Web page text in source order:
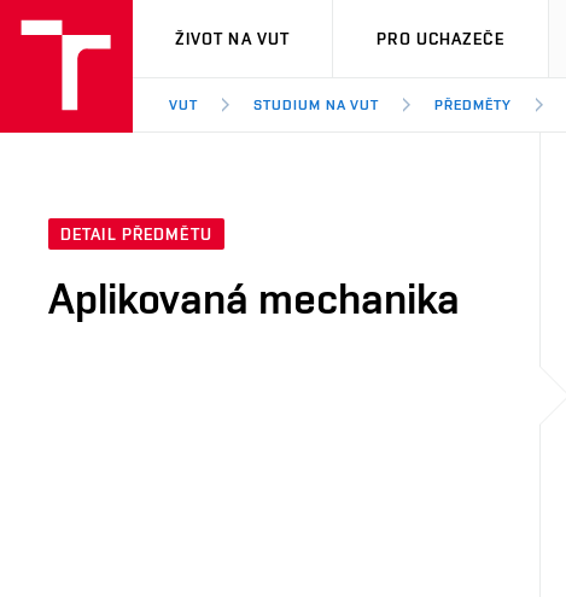
VUT
ŽIVOT NA VUT PRO UCHAZEČE
VUT STUDIUM NA VUT PŘEDMĚTY
DETAIL PŘEDMĚTU
Aplikovaná mechanika